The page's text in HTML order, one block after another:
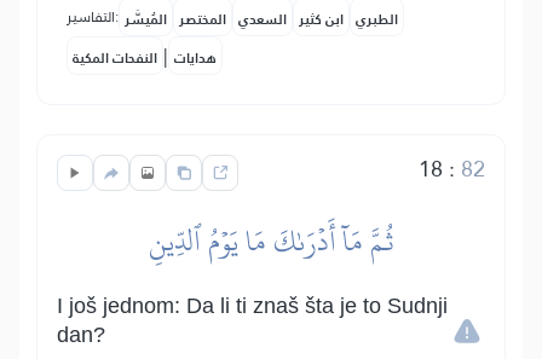
التفاسير: المُيسَّر المختصر السعدي ابن كثير الطبري
النفحات المكية | هدايات
18 : 82
ثُمَّ مَآ أَدۡرَىٰكَ مَا يَوۡمُ ٱلدِّينِ
I još jednom: Da li ti znaš šta je to Sudnji
dan?